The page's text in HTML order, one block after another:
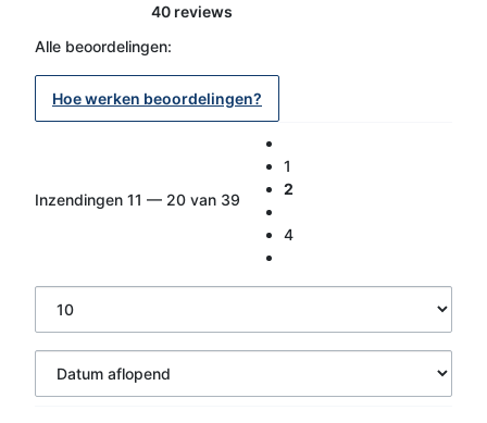
40 reviews
Alle beoordelingen:
Hoe werken beoordelingen?
Inzendingen 11 — 20 van 39
1
2
4